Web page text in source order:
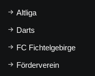
Altliga
Darts
FC Fichtelgebirge
Förderverein